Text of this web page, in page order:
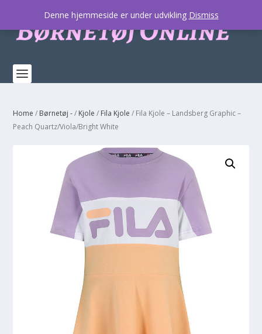
Home / Børnetøj -/ Kjole / Fila Kjole / Fila Kjole – Landsberg Graphic –
Peach Quartz/Viola/Bright White
Denne hjemmeside er under udvikling Dismiss